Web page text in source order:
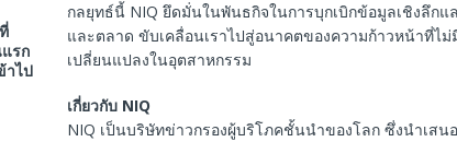
กลยุทธ์นี้ NIQ ยึดมั่นในพันธกิจในการบุกเบิกข้อมูลเชิงลึก
และตลาด ขับเคลื่อนเราไปสู่อนาคตของความก้าวหน้าที่ไม่
เปลี่ยนแปลงในอุตสาหกรรม
เกี่ยวกับ NIQ
NIQ เป็นบริษัทข่าวกรองผู้บริโภคชั้นนําของโลก ซึ่งนำเส
รก
าไป